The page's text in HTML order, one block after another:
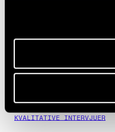
KVALITATIVE INTERVJUER